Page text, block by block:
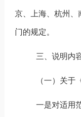
京、上海、杭州、
门的规定。
三、说明内
（一）关于
一是对适用